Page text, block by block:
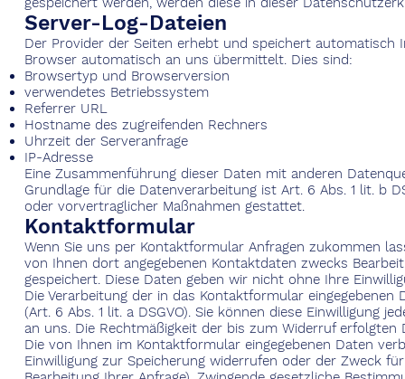
Server-Log-Dateien
Der Provider der Seiten erhebt und speichert
Browser automatisch an uns übermittelt. Dies sind:
Browsertyp und Browserversion
verwendetes Betriebssystem
Referrer URL
Hostname des zugreifenden Rechners
Uhrzeit der Serveranfrage
IP-Adresse
Eine Zusammenführung dieser Daten mit anderen
Grundlage für die Datenverarbeitung ist Art. 6 Abs. 1 lit. b
oder vorvertraglicher Maßnahmen gestattet.
Kontaktformular
Wenn Sie uns per Kontaktformular Anfragen zukommen
von Ihnen dort angegebenen Kontaktdaten zwecks
gespeichert. Diese Daten geben wir nicht ohne Ihre
Die Verarbeitung der in das Kontaktformular
(Art. 6 Abs. 1 lit. a DSGVO). Sie können diese Einwilligung
an uns. Die Rechtmäßigkeit der bis zum Widerruf
Die von Ihnen im Kontaktformular eingegebenen Daten
Einwilligung zur Speicherung widerrufen oder der Zweck